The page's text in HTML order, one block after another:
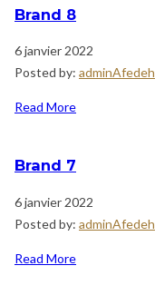
Brand 8
6 janvier 2022
Posted by: adminAfedeh
Read More
Brand 7
6 janvier 2022
Posted by: adminAfedeh
Read More